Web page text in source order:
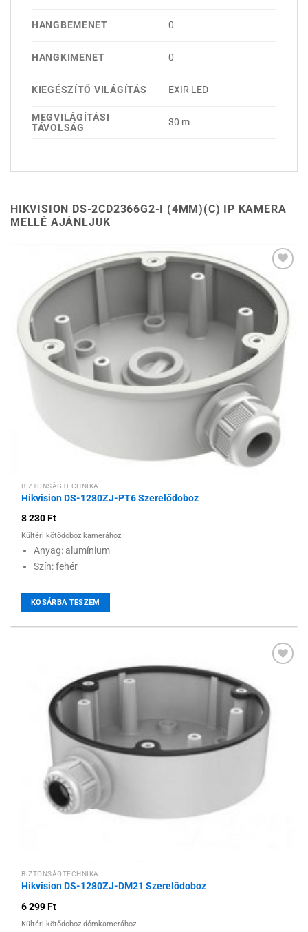
HANGBEMENET 0
HANGKIMENET 0
KIEGÉSZÍTŐ VILÁGÍTÁS EXIR LED
MEGVILÁGÍTÁSI
TÁVOLSÁG
30 m
HIKVISION DS-2CD2366G2-I (4MM)(C) IP KAMERA
MELLÉ AJÁNLJUK
Hozzáadás a
kívánságlistához
BIZTONSÁGTECHNIKA
Hikvision DS-1280ZJ-PT6 Szerelődoboz
8 230Ft
Kültéri kötődoboz kamerához
Anyag: alumínium
Szín: fehér
KOSÁRBA TESZEM
Hozzáadás a
kívánságlistához
BIZTONSÁGTECHNIKA
Hikvision DS-1280ZJ-DM21 Szerelődoboz
6 299Ft
Kültéri kötődoboz dómkamerához